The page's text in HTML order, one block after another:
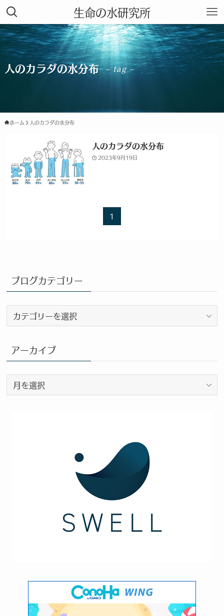
生命の水研究所
人のカラダの水分布 – tag –
ホーム 人のカラダの水分布
人のカラダの水分布
2023年9月19日
1
ブログカテゴリー
ロ
カ
テ
ゴ
リ
ー
アーカイブ
ー